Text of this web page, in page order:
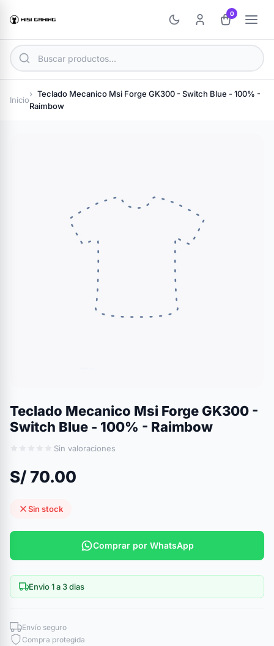
0
Inicio
Teclado Mecanico Msi Forge GK300 - Switch Blue - 100% -
Raimbow
Teclado Mecanico Msi Forge GK300 -
Switch Blue - 100% - Raimbow
Sin valoraciones
S/ 70.00
Sin stock
Comprar por WhatsApp
Envio 1 a 3 dias
Envío seguro
Compra protegida